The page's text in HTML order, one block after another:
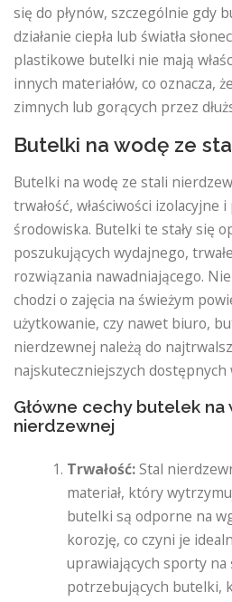
się do płynów, szczególnie gdy
działanie ciepła lub światła
plastikowe butelki nie mają
innych materiałów, co oznacza,
zimnych lub gorących przez
Butelki na wodę ze
Butelki na wodę ze stali
trwałość, właściwości izolacyjne
środowiska. Butelki te stały się
poszukujących wydajnego,
rozwiązania nawadniającego.
chodzi o zajęcia na świeżym
użytkowanie, czy nawet biuro,
nierdzewnej należą do
najskuteczniejszych dostępnych
Główne cechy butelek
nierdzewnej
Trwałość:Stal
materiał, który
butelki są odporne na
korozję, co czyni je
uprawiających sporty
potrzebujących butelki,